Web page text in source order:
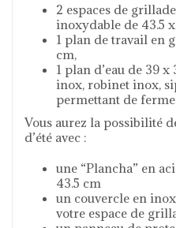
2 espaces de
inoxydable de 43.5
1 plan de travail en
cm,
1 plan d’eau de 39
inox, robinet inox,
permettant de
Vous aurez la possibilité
d’été avec :
une “Plancha” en
43.5 cm
un couvercle en
votre espace de